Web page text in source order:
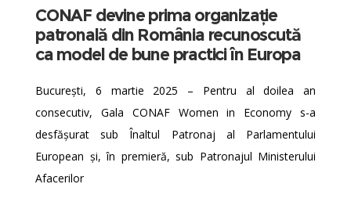
CONAF devine prima organizație
patronală din România recunoscută
ca model de bune practici în Europa
București, 6 martie 2025 – Pentru al doilea an
consecutiv, Gala CONAF Women in Economy s-a
desfășurat sub Înaltul Patronaj al Parlamentului
European și, în premieră, sub Patronajul Ministerului
Afacerilor